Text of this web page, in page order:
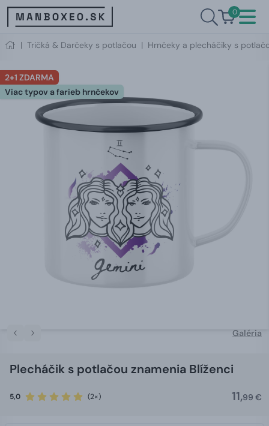
0
| Tričká & Darčeky s potlačou | Hrnčeky a plecháčiky s
2+1 ZDARMA
Viac typov a farieb hrnčekov
Galéria
Plecháčik s potlačou znamenia Blíženci
5,0 (2×) 11,99 €